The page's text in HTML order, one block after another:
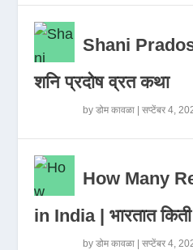
Shani
शनि प्रदोष व्रत कथा
byडोम कावळा |सप्टेंबर 4,
How Many
in India | भारतात
byडोम कावळा |सप्टेंबर 4,